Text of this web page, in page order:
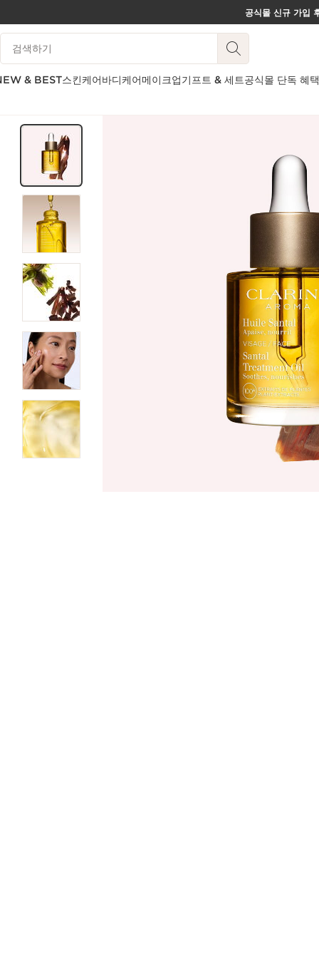
컨텐츠로 이동하기
하단으로 이동
공식몰 신규 가입
범례 검색하기
& BEST스킨케어바디케어메이크업기프트 & 세트공식몰 단독 혜택